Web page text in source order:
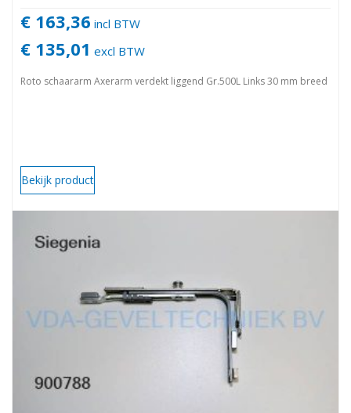
€ 163,36 incl BTW
€ 135,01 excl BTW
Roto schaararm Axerarm verdekt liggend Gr.500L Links 30 mm breed
Bekijk product